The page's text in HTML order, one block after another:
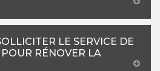
LE SERVICE DE
RÉNOVER LA